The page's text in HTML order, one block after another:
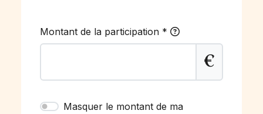
Montant de la participation *
€
Masquer le montant de ma